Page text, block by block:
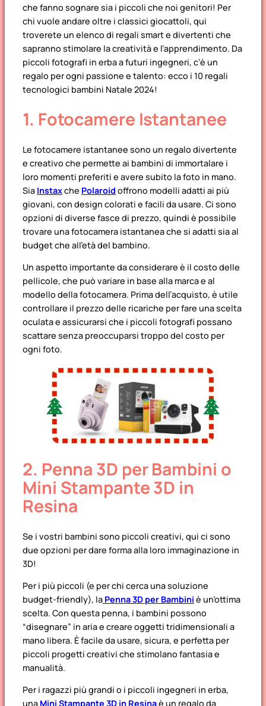
che fanno sognare sia i piccoli che noi genitori! Per
chi vuole andare oltre i classici giocattoli, qui
troverete un elenco di regali smart e divertenti che
sapranno stimolare la creatività e l’apprendimento. Da
piccoli fotografi in erba a futuri ingegneri, c’è un
regalo per ogni passione e talento: ecco i 10 regali
tecnologici bambini Natale 2024!
1. Fotocamere Istantanee
Le fotocamere istantanee sono un regalo divertente
e creativo che permette ai bambini di immortalare i
loro momenti preferiti e avere subito la foto in mano.
Sia Instaxche Polaroid offrono modelli adatti ai più
giovani, con design colorati e facili da usare. Ci sono
opzioni di diverse fasce di prezzo, quindi è possibile
trovare una fotocamera istantanea che si adatti sia al
budget che all’età del bambino.
Un aspetto importante da considerare è il costo delle
pellicole, che può variare in base alla marca e al
modello della fotocamera. Prima dell’acquisto, è utile
controllare il prezzo delle ricariche per fare una scelta
oculata e assicurarsi che i piccoli fotografi possano
scattare senza preoccuparsi troppo del costo per
ogni foto.
2. Penna 3D per Bambini o
Mini Stampante 3D in
Resina
Se i vostri bambini sono piccoli creativi, qui ci sono
due opzioni per dare forma alla loro immaginazione in
3D!
Per i più piccoli (e per chi cerca una soluzione
budget-friendly), la Penna 3D per Bambini è un’ottima
scelta. Con questa penna, i bambini possono
“disegnare” in aria e creare oggetti tridimensionali a
mano libera. È facile da usare, sicura, e perfetta per
piccoli progetti creativi che stimolano fantasia e
manualità.
Per i ragazzi più grandi o i piccoli ingegneri in erba,
una Mini Stampante 3D in Resinaè un regalo da